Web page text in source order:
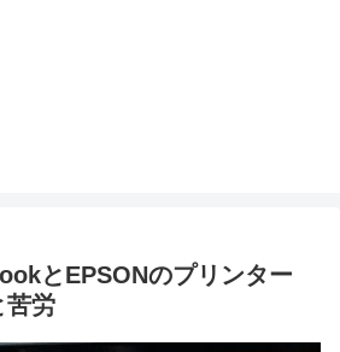
とEPSONのプリンター
苦労